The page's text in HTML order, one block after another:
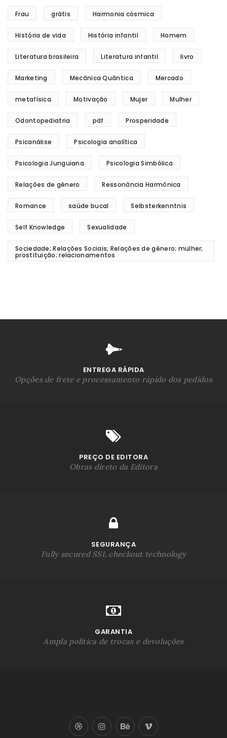
Frau grátis Harmonia cósmica
História de vida História infantil Homem
Literatura brasileira Literatura infantil livro
Marketing Mecânica Quântica Mercado
metafísica Motivação Mujer Mulher
Odontopediatria pdf Prosperidade
Psicanálise Psicologia analítica
Psicologia Junguiana Psicologia Simbólica
Relações de gênero Ressonância Harmônica
Romance saúde bucal Selbsterkenntnis
Self Knowledge Sexualidade
Sociedade; Relações Sociais; Relações de gênero; mulher;
prostituição; relacionamentos
ENTREGA RÁPIDA
Opções de frete e processamento rápido dos pedidos
PREÇO DE EDITORA
Obras direto da Editora
SEGURANÇA
Fully secured SSL checkout technology
GARANTIA
Ampla política de trocas e devoluções